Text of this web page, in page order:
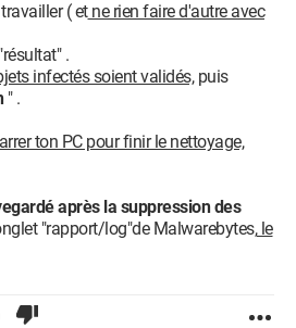
( etne rien faire d'autre avec
.
infectés soient validés,puis
" .
ton PC pour finir le nettoyage,
après la suppression des
"rapport/log"de Malwarebytes,le